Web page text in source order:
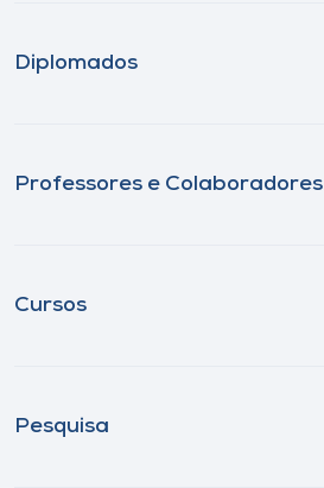
Diplomados
Professores e Colaboradores
Cursos
Pesquisa